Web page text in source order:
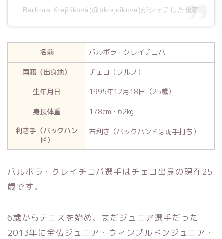
Barbora Krejčíková(@bkrejcikova)がシェアした投稿
名前
バルボラ・クレイチコバ
国籍（出身地）
チェコ（ブルノ）
生年月日
1995年12月18日（25歳）
身長体重
178cm・62kg
利き手（バックハン
ド）
右利き（バックハンドは両手打ち）
バルボラ・クレイチコバ選手はチェコ出身の現在25
歳です。
6歳からテニスを始め、まだジュニア選手だった
2013年に全仏ジュニア・ウィンブルドンジュニア・